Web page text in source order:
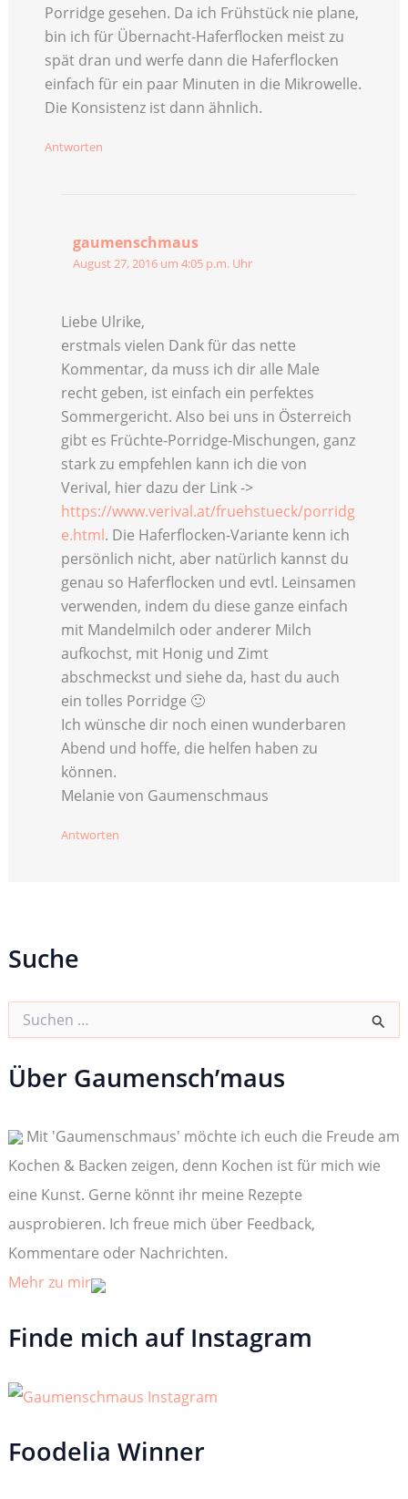
Porridge gesehen. Da ich Frühstück nie plane,
bin ich für Übernacht-Haferflocken meist zu
spät dran und werfe dann die Haferflocken
einfach für ein paar Minuten in die Mikrowelle.
Die Konsistenz ist dann ähnlich.
Antworten
gaumenschmaus
August 27, 2016 um 4:05 p.m. Uhr
Liebe Ulrike,
erstmals vielen Dank für das nette
Kommentar, da muss ich dir alle Male
recht geben, ist einfach ein perfektes
Sommergericht. Also bei uns in Österreich
gibt es Früchte-Porridge-Mischungen, ganz
stark zu empfehlen kann ich die von
Verival, hier dazu der Link ->
https://www.verival.at/fruehstueck/porridg
e.html. Die Haferflocken-Variante kenn ich
persönlich nicht, aber natürlich kannst du
genau so Haferflocken und evtl. Leinsamen
verwenden, indem du diese ganze einfach
mit Mandelmilch oder anderer Milch
aufkochst, mit Honig und Zimt
abschmeckst und siehe da, hast du auch
ein tolles Porridge 🙂
Ich wünsche dir noch einen wunderbaren
Abend und hoffe, die helfen haben zu
können.
Melanie von Gaumenschmaus
Antworten
Suche
h
e
a
h
:
Über Gaumensch’maus
Mit 'Gaumenschmaus' möchte ich euch die Freude am
Kochen & Backen zeigen, denn Kochen ist für mich wie
eine Kunst. Gerne könnt ihr meine Rezepte
ausprobieren. Ich freue mich über Feedback,
Kommentare oder Nachrichten.
Mehr zu mir
Finde mich auf Instagram
Foodelia Winner